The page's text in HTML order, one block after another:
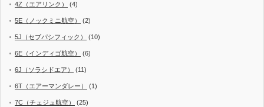
4Z（エアリンク） (4)
5E（ノックミニ航空） (2)
5J（セブパシフィック） (10)
6E（インディゴ航空） (6)
6J（ソラシドエア） (11)
6T（エアーマンダレー） (1)
7C（チェジュ航空） (25)